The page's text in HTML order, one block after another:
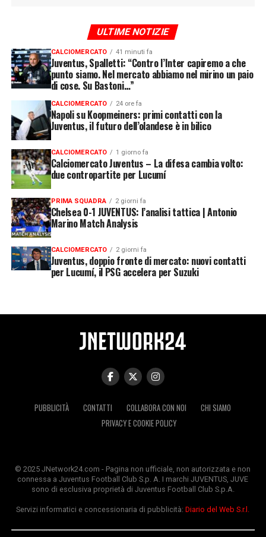
ULTIME NOTIZIE
CALCIOMERCATO 41 minuti fa
Juventus, Spalletti: “Contro l’Inter capiremo a che
punto siamo. Nel mercato abbiamo nel mirino un paio
di cose. Su Bastoni…”
CALCIOMERCATO 24 ore fa
Napoli su Koopmeiners: primi contatti con la
Juventus, il futuro dell’olandese è in bilico
CALCIOMERCATO 1 giorno fa
Calciomercato Juventus – La difesa cambia volto:
due contropartite per Lucumí
PRIMA SQUADRA 2 giorni fa
Chelsea 0-1 JUVENTUS: l’analisi tattica | Antonio
Marino Match Analysis
CALCIOMERCATO 2 giorni fa
Juventus, doppio fronte di mercato: nuovi contatti
per Lucumí, il PSG accelera per Suzuki
PUBBLICITÀ CONTATTI COLLABORA CON NOI
CHI SIAMO
PRIVACY E COOKIE POLICY
© 2025 JNetwork24.com - Pagina non ufficiale, non autorizzata e non
connessa a Juventus Football Club S.p. A. I marchi JUVENTUS, JUVE
sono di esclusiva proprietà di Juventus Football Club S.p.A.
Servizi informatici e concessionaria di pubblicità:Diario del Web S.r.l.